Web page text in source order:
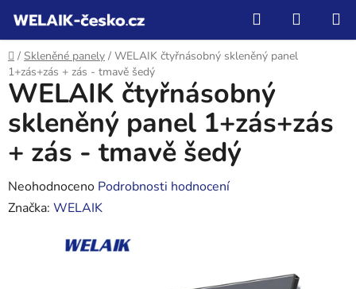
obsah
Hledat
KOŠÍK
Domů
/ Skleněné panely / WELAIK čtyřnásobný skleněný panel
1+zás+zás + zás - tmavě šedý
WELAIK čtyřnásobný
skleněný panel 1+zás+zás
+ zás - tmavě šedý
Průměrné
hodnocení
Neohodnoceno Podrobnosti hodnocení
Značka: WELAIK